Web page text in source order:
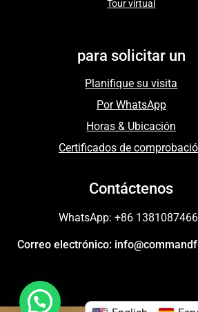
Tour virtual
para solicitar un
Planifique su visita
Por WhatsApp
Horas & Ubicación
Certificados de
Contáctenos
WhatsApp: +86
Correo electrónico: